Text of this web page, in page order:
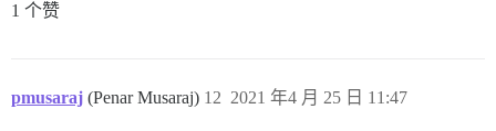
1 个赞
pmusaraj (Penar Musaraj) 2021 年4 月 25 日 11:47
12